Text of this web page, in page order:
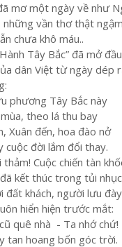
mơ một ngày về như
những vần thơ thật
chưa khô máu..
Tây Bắc” đã mở
dân Việt từ ngày dép
phương Tây Bắc này
theo lá thu bay
Xuân đến, hoa đào nở
cuộc đời lắm đổi thay.
thảm! Cuộc chiến tàn
kết thúc trong tủi
đất khách, người lưu
hiển hiện trước mắt:
quê nhà - Ta nhớ chứ!
tan hoang bốn góc trời.